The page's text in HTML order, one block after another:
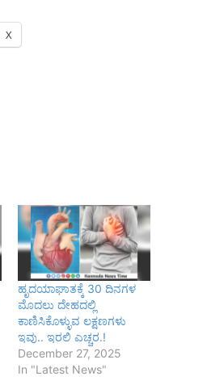
X
ಹೃದಯಾಘಾತಕ್ಕೆ 30 ದಿನಗಳ
ಮೊದಲು ದೇಹದಲ್ಲಿ
ಕಾಣಿಸಿಕೊಳ್ಳುವ ಲಕ್ಷಣಗಳು
ಇವು.. ಇರಲಿ ಎಚ್ಚರ.!
December 27, 2025
In "Latest News"